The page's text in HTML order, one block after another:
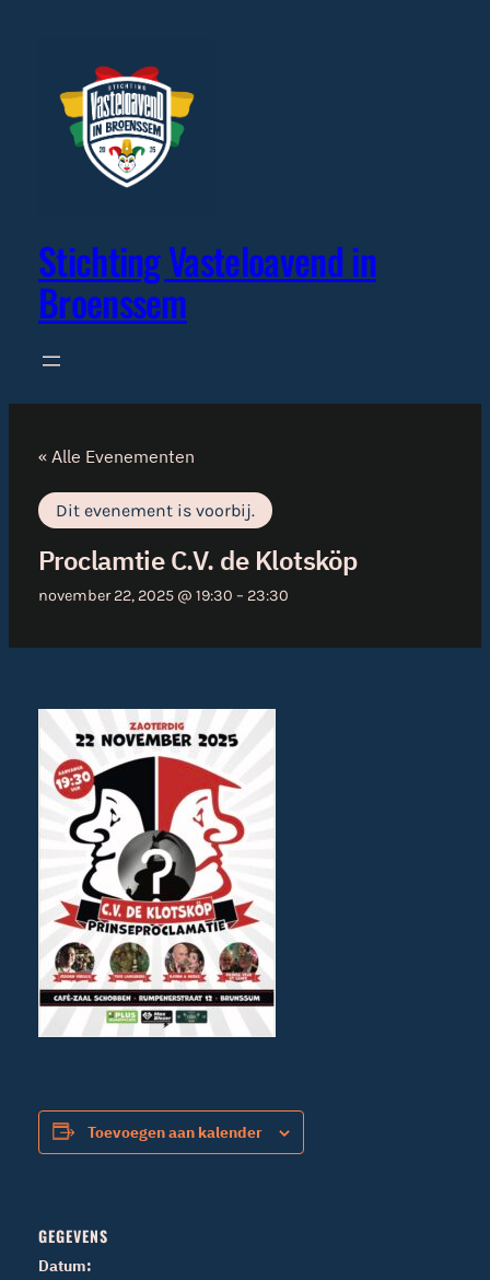
Stichting Vasteloavend in
Broenssem
« Alle Evenementen
Dit evenement is voorbij.
Proclamtie C.V. de Klotsköp
november 22, 2025 @ 19:30 – 23:30
Toevoegen aan kalender
GEGEVENS
Datum: